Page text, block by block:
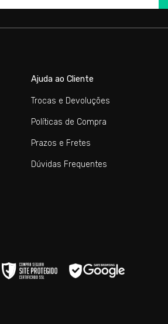
Ajuda ao Cliente
Trocas e Devoluções
Políticas de Compra
Prazos e Fretes
Dúvidas Frequentes